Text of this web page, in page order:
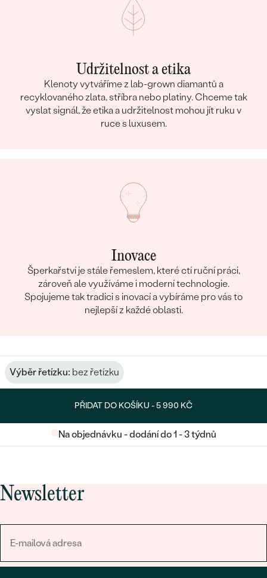
Udržitelnost a etika
Klenoty vytváříme z lab-grown diamantů a
recyklovaného zlata, stříbra nebo platiny. Chceme tak
vyslat signál, že etika a udržitelnost mohou jít ruku v
ruce s luxusem.
Inovace
Šperkařství je stále řemeslem, které ctí ruční práci,
zároveň ale využíváme i moderní technologie.
Spojujeme tak tradici s inovací a vybíráme pro vás to
nejlepší z každé oblasti.
Výběr řetízku: bez řetízku
PŘIDAT DO KOŠÍKU -5 990 KČ
Na objednávku - dodání do 1 - 3 týdnů
Newsletter